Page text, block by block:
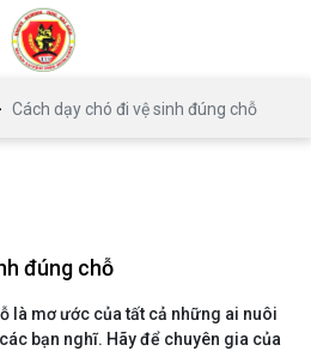
Cách dạy chó đi vệ sinh đúng chỗ
đúng chỗ
là mơ ước của tất cả những ai nuôi
bạn nghĩ. Hãy để chuyên gia của